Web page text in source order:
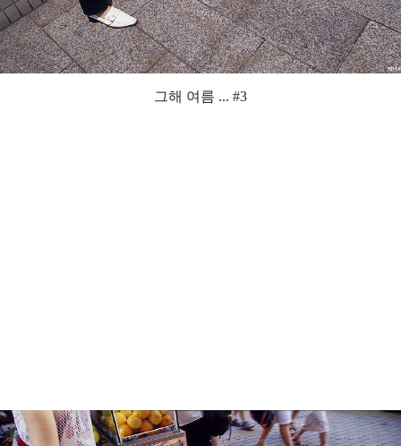
그해 여름 ... #3